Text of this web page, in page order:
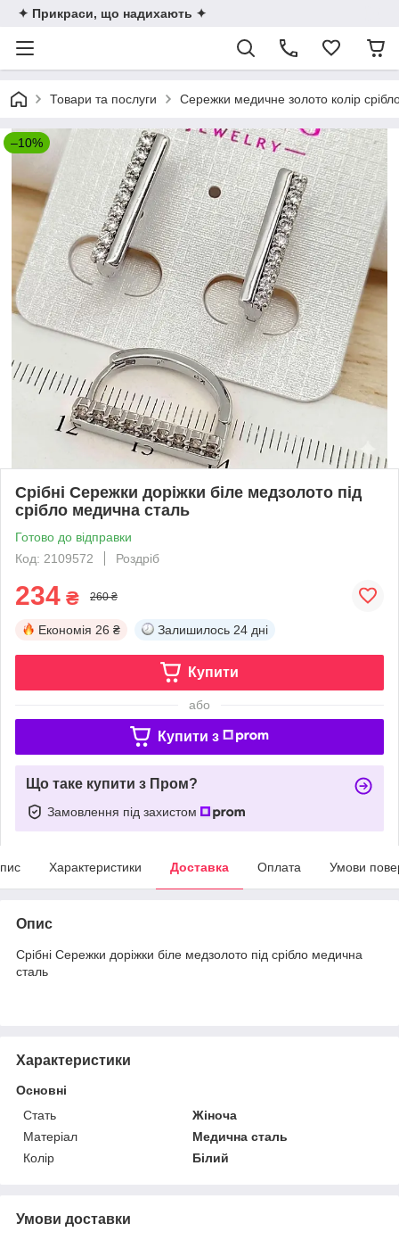
✦ Прикраси, що надихають ✦
Товари та послуги Сережки медичне золото колір
–10%
Срібні Сережки доріжки біле медзолото під
срібло медична сталь
Готово до відправки
Код: 2109572
Роздріб
234 ₴ 260 ₴
Економія 26 ₴ Залишилось 24 дні
Купити
або
Купити з
Що таке купити з Пром?
Замовлення під захистом
Характеристики Доставка Оплата Умови
Опис
Срібні Сережки доріжки біле медзолото під срібло медична
сталь
Характеристики
Основні
Стать
Жіноча
Матеріал
Медична сталь
Колір
Білий
Умови доставки